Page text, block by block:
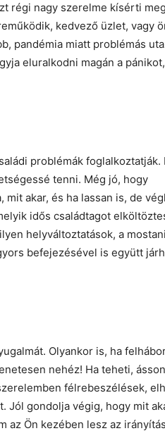
régi nagy szerelme kísérti
kedvező üzlet, vagy
pandémia miatt problémás
eluralkodni magán a
problémák foglalkoztatják.
tenni. Még jó, hogy
akar, és ha lassan is, de
idős családtagot
helyváltoztatások, a
befejezésével is együtt
Olyankor is, ha
nehéz! Ha teheti,
félrebeszélések,
Jól gondolja végig, hogy mit
az Ön kezében lesz az